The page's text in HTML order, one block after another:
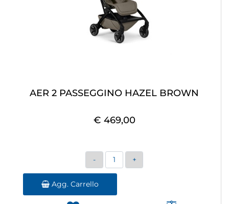
AER 2 PASSEGGINO HAZEL BROWN
€ 469,00
Quantità
Agg. Carrello